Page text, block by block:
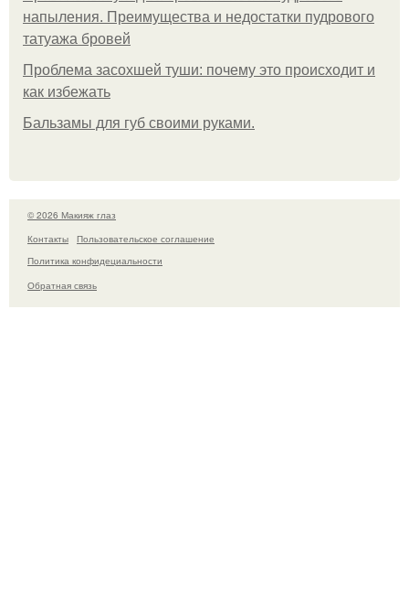
напыления. Преимущества и недостатки пудрового
татуажа бровей
Проблема засохшей туши: почему это происходит и
как избежать
Бальзамы для губ своими руками.
© 2026 Макияж глаз
Контакты
Пользовательское соглашение
Политика конфидециальности
Обратная связь